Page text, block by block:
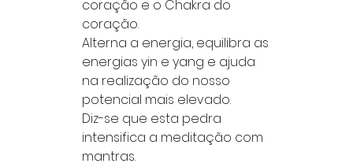
coração e o Chakra do
coração.
Alterna a energia, equilibra as
energias yin e yang e ajuda
na realização do nosso
potencial mais elevado.
Diz-se que esta pedra
intensifica a meditação com
mantras.